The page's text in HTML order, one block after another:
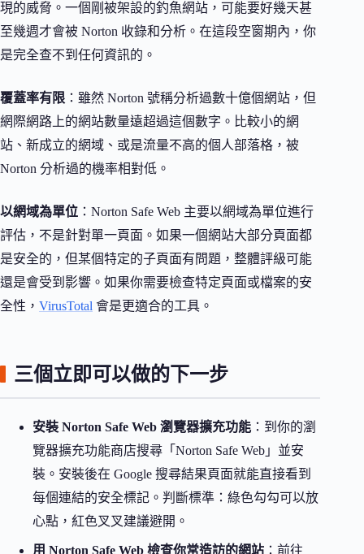
現的威脅。一個剛被架設的釣魚網站，可能要好幾天甚
至幾週才會被 Norton 收錄和分析。在這段空窗期內，你
是完全查不到任何資訊的。
覆蓋率有限 ：雖然 Norton 號稱分析過數十億個網站，但
網際網路上的網站數量遠超過這個數字。比較小的網
站、新成立的網域、或是流量不高的個人部落格，被
Norton 分析過的機率相對低。
以網域為單位 ：Norton Safe Web 主要以網域為單位進行
評估，不是針對單一頁面。如果一個網站大部分頁面都
是安全的，但某個特定的子頁面有問題，整體評級可能
還是會受到影響。如果你需要檢查特定頁面或檔案的安
全性， VirusTotal 會是更適合的工具。
三個立即可以做的下一步
安裝 Norton Safe Web 瀏覽器擴充功能 ：到你的瀏
覽器擴充功能商店搜尋「Norton Safe Web」並安
裝。安裝後在 Google 搜尋結果頁面就能直接看到
每個連結的安全標記。判斷標準：綠色勾勾可以放
心點，紅色叉叉建議避開。
用 Norton Safe Web 檢查你常造訪的網站 ：前往